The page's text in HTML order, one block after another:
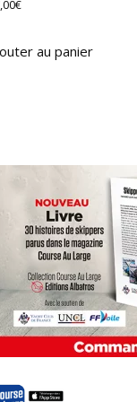
€
au panier